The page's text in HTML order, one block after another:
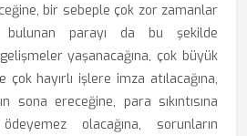
bir sebeple çok zor zamanlar
bulunan parayı da bu şekilde
yaşanacağına, çok büyük
çok hayırlı işlere imza atılacağına,
sona ereceğine, para sıkıntısına
olacağına, sorunların